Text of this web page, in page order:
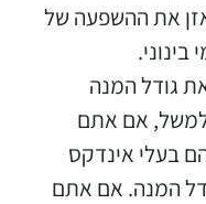
את ההשפעה של
גודל המנה
למשל, אם אתם
בעלי אינדקס
המנה. אם אתם